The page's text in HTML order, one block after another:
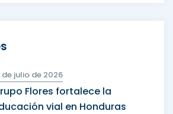
de julio de 2026
Flores fortalece la
vial en Honduras